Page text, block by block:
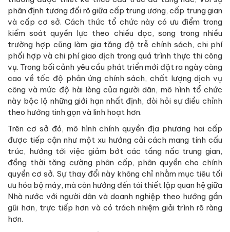
phân định tương đối rõ giữa cấp trung ương, cấp trung gian
và cấp cơ sở. Cách thức tổ chức này có ưu điểm trong
kiểm soát quyền lực theo chiều dọc, song trong nhiều
trường hợp cũng làm gia tăng độ trễ chính sách, chi phí
phối hợp và chi phí giao dịch trong quá trình thực thi công
vụ. Trong bối cảnh yêu cầu phát triển mới đặt ra ngày càng
cao về tốc độ phản ứng chính sách, chất lượng dịch vụ
công và mức độ hài lòng của người dân, mô hình tổ chức
này bộc lộ những giới hạn nhất định, đòi hỏi sự điều chỉnh
theo hướng tinh gọn và linh hoạt hơn.
Trên cơ sở đó, mô hình chính quyền địa phương hai cấp
được tiếp cận như một xu hướng cải cách mang tính cấu
trúc, hướng tới việc giảm bớt các tầng nấc trung gian,
đồng thời tăng cường phân cấp, phân quyền cho chính
quyền cơ sở. Sự thay đổi này không chỉ nhằm mục tiêu tối
ưu hóa bộ máy, mà còn hướng đến tái thiết lập quan hệ giữa
Nhà nước với người dân và doanh nghiệp theo hướng gần
gũi hơn, trực tiếp hơn và có trách nhiệm giải trình rõ ràng
hơn.